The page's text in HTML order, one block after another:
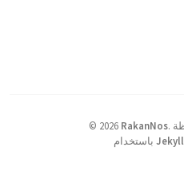
© 2026 RakanNos.
Jekyll